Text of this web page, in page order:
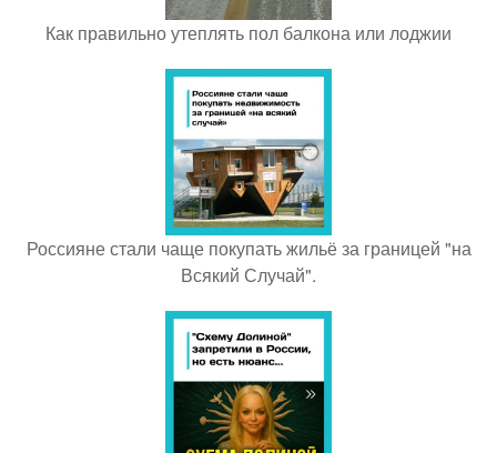
Как правильно утеплять пол балкона или лоджии
Россияне стали чаще покупать жильё за границей "на
Всякий Случай".